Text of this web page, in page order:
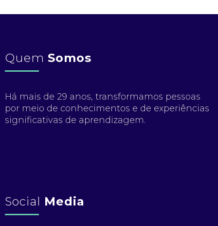
Quem Somos
Há mais de 29 anos, transformamos pessoas
por meio de conhecimentos e de experiências
significativas de aprendizagem.
Social Media